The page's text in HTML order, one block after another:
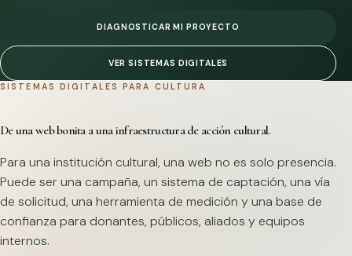
DIAGNOSTICAR MI PROYECTO
VER SISTEMAS DIGITALES
SISTEMAS DIGITALES PARA CULTURA
De una web bonita a una infraestructura de acción cultural.
Para una institución cultural, una web no es solo presencia.
Puede ser una campaña, un sistema de captación, una vía
de solicitud, una herramienta de medición y una base de
confianza para donantes, públicos, aliados y equipos
internos.